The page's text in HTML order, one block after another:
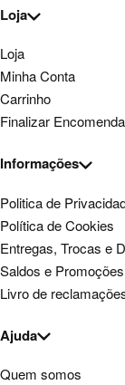
Loja
Loja
Minha Conta
Carrinho
Finalizar Encomenda
Informações
Politica de
Política de Cookies
Entregas, Trocas e
Saldos e Promoções
Livro de
Ajuda
Quem somos